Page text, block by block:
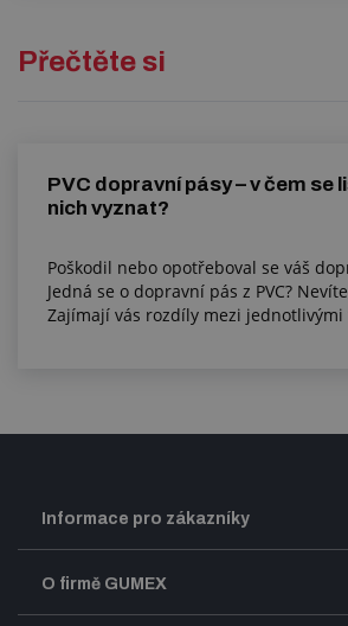
Přečtěte si
PVC dopravní pásy – v čem se
nich vyznat?
Poškodil nebo opotřeboval se váš
Jedná se o dopravní pás z PVC?
Zajímají vás rozdíly mezi jednotlivými
Informace pro zákazníky
Doprava a zasílání zboží
O firmě GUMEX